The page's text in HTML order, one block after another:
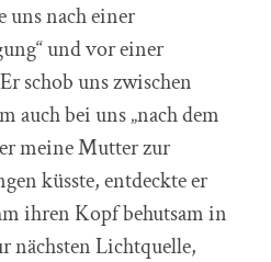
uns nach einer
und vor einer
schob uns zwischen
auch bei uns „nach dem
meine Mutter zur
küsste, entdeckte er
ihren Kopf behutsam in
nächsten Lichtquelle,